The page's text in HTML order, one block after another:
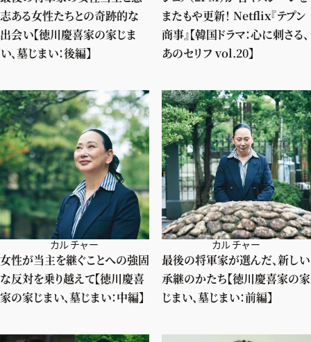
志ある女性たちとの奇跡的な
出会い【徳川慶喜家の家じま
い、墓じまい：後編】
またもや更新！ Netflix『テプン
商事』【韓国ドラマ：心に刺さる、
あのセリフ vol.20】
カルチャー
女性が当主を継ぐことへの強固
な反対を乗り越えて【徳川慶喜
家の家じまい、墓じまい：中編】
カルチャー
最後の将軍家が選んだ、新しい
承継のかたち【徳川慶喜家の家
じまい、墓じまい：前編】